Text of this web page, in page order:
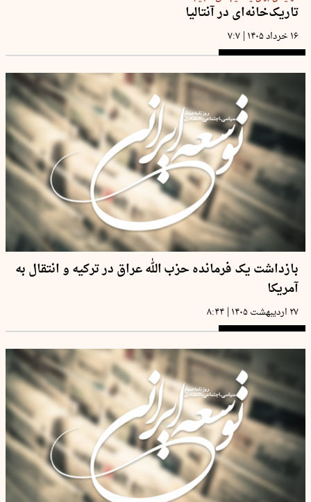
تاریک‌خانه‌ای در آنتالیا
۱۶ خرداد ۱۴۰۵ | ۷:۷
بازداشت یک فرمانده حزب الله عراق در ترکیه و انتقال به
آمریکا
۲۷ اردیبهشت ۱۴۰۵ | ۸:۴۴